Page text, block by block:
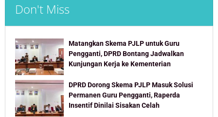
Don't Miss
Matangkan Skema PJLP untuk Guru
Pengganti, DPRD Bontang Jadwalkan
Kunjungan Kerja ke Kementerian
DPRD Dorong Skema PJLP Masuk Solusi
Permanen Guru Pengganti, Raperda
Insentif Dinilai Sisakan Celah